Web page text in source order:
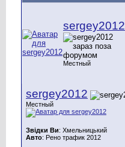
sergey2012
Местный
sergey2012
Местный
Звідки Ви: Хмельницький
Авто: Рено трафик 2012